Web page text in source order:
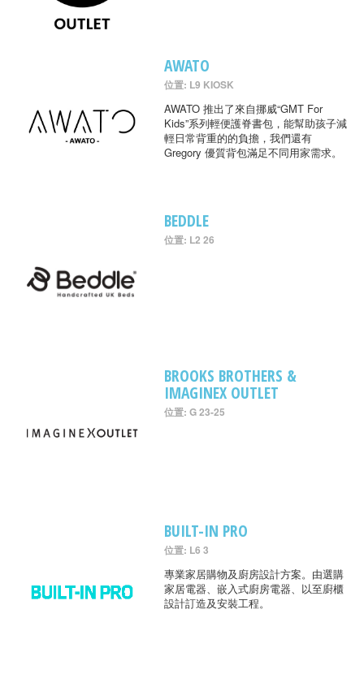
AWATO
位置: L9 KIOSK
AWATO 推出了來自挪威“GMT For
Kids”系列輕便護脊書包，能幫助孩子減
輕日常背重的的負擔，我們還有
Gregory 優質背包滿足不同用家需求。
BEDDLE
位置: L2 26
BROOKS BROTHERS &
IMAGINEX OUTLET
位置: G 23-25
BUILT-IN PRO
位置: L6 3
專業家居購物及廚房設計方案。由選購
家居電器、嵌入式廚房電器、以至廚櫃
設計訂造及安裝工程。